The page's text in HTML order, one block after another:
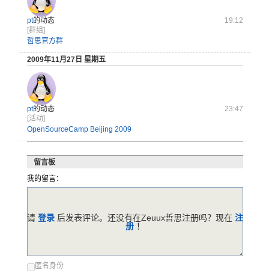
pt的动态
19:12
[群组]
哲思官方群
2009年11月27日 星期五
pt的动态
23:47
[活动]
OpenSourceCamp Beijing 2009
留言板
我的留言：
匿名身份
请 登录 后发表评论。还没有在Zeuux哲思注册吗？现在 注
册 ！